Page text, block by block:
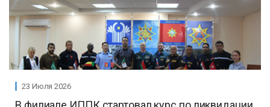
23 Июля 2026